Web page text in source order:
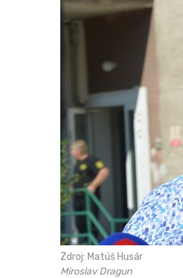
Zdroj: Matúš Husár
Miroslav Dragun